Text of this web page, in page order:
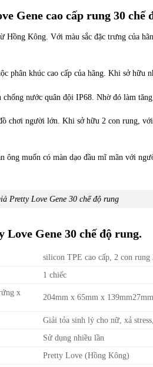
Gene cao cấp rung 30 chế
Hồng Kông. Với màu sắc đặc trưng của
phân khúc cao cấp của hãng. Khi sở hữu
nước quân đội IP68. Nhờ đó làm
chơi người lớn. Khi sở hữu 2 con rung,
muốn có màn dạo đầu mĩ mãn với
Pretty Love Gene 30 chế độ rung
Gene 30 chế độ rung.
silicon TPE cao cấp, 2 con rung
1 chiếc
x
204mm x 65mm x
Giải tỏa sinh lý cho nữ, xả
Sử dụng nhiều lần
Pretty Love (Hồng Kông)